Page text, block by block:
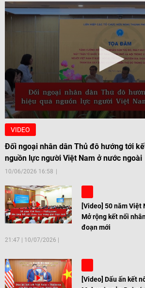
VIDEO
Đối ngoại nhân dân Thủ đô hướng tới
nguồn lực người Việt Nam ở nước ngoài
10/06/2026 16:58
[Video] 50 năm Việt
Mở rộng kết nối
đoạn mới
21:47 10/07/2026
[Video] Dấu ấn kết